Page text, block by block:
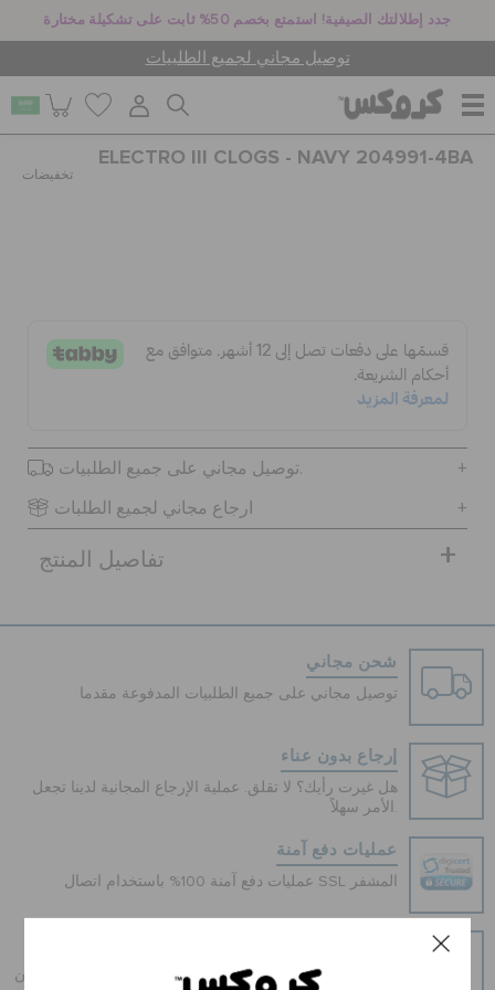
جدد إطلالتك الصيفية! استمتع بخصم 50% ثابت على تشكيلة مختارة
توصيل مجاني لجميع الطلبيات
جيبيتز تشارمز
كروكس لمكان العمل
الحقائب
تنزيلات
مميز
تسجيل الدخول / اشتراك
قائمة الامنيات
تحديد موقع المتجر
ELECTRO III CLOGS - NAVY 204991-4BA
تخفيضات
توصيل مجاني على جميع الطلبيات.
ارجاع مجاني لجميع الطلبات
تفاصيل المنتج
شحن مجاني
توصيل مجاني على جميع الطلبيات المدفوعة مقدما
إرجاع بدون عناء
هل غيرت رأيك؟ لا تقلق. عملية الإرجاع المجانية لدينا تجعل
عمليات دفع آمنة
عمليات دفع آمنة 100% باستخدام اتصال SSL المشفر
احصل على ما تحب اليوم ، و قسطه على دفعات ، دائما بدون